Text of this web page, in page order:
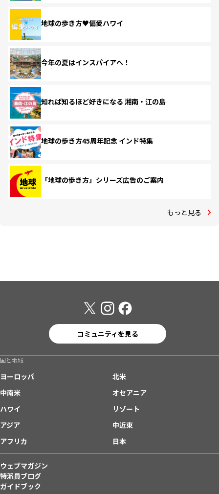
地球の歩き方♥偏愛ハワイ
今年の夏はインスパイアへ！
知れば知るほど好きになる 湘南・江の島
地球の歩き方45周年記念 インド特集
「地球の歩き方」シリーズ広告のご案内
もっと見る
コミュニティを見る
国と地域
ヨーロッパ
北米
中南米
オセアニア
ハワイ
リゾート
アジア
中近東
アフリカ
日本
ウェブマガジン
特派員ブログ
ガイドブック